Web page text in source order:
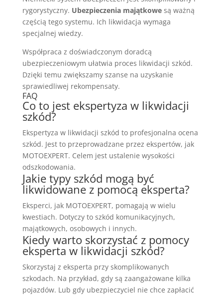
rygorystyczny. Ubezpieczenia majątkowesą ważną
częścią tego systemu. Ich likwidacja wymaga
specjalnej wiedzy.
Współpraca z doświadczonym doradcą
ubezpieczeniowym ułatwia proces likwidacji szkód.
Dzięki temu zwiększamy szanse na uzyskanie
sprawiedliwej rekompensaty.
FAQ
Co to jest ekspertyza w likwidacji
szkód?
Ekspertyza w likwidacji szkód to profesjonalna ocena
szkód. Jest to przeprowadzane przez ekspertów, jak
MOTOEXPERT. Celem jest ustalenie wysokości
odszkodowania.
Jakie typy szkód mogą być
likwidowane z pomocą eksperta?
Eksperci, jak MOTOEXPERT, pomagają w wielu
kwestiach. Dotyczy to szkód komunikacyjnych,
majątkowych, osobowych i innych.
Kiedy warto skorzystać z pomocy
eksperta w likwidacji szkód?
Skorzystaj z eksperta przy skomplikowanych
szkodach. Na przykład, gdy są zaangażowane kilka
pojazdów. Lub gdy ubezpieczyciel nie chce zapłacić